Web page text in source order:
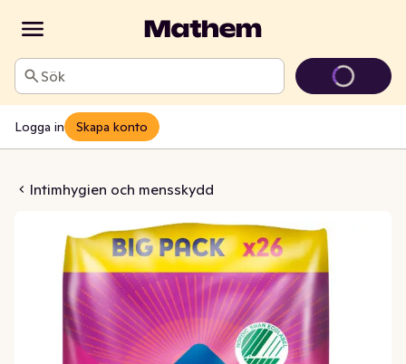
Sök
Logga in Skapa konto
Intimhygien och mensskydd
Ultra Wing